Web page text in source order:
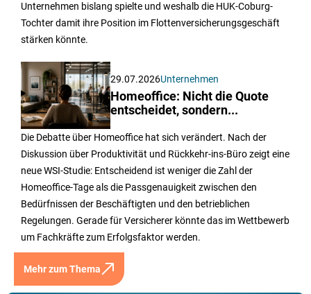
Unternehmen bislang spielte und weshalb die HUK-Coburg-
Tochter damit ihre Position im Flottenversicherungsgeschäft
stärken könnte.
29.07.2026Unternehmen
Homeoffice: Nicht die Quote
entscheidet, sondern...
Die Debatte über Homeoffice hat sich verändert. Nach der
Diskussion über Produktivität und Rückkehr-ins-Büro zeigt eine
neue WSI-Studie: Entscheidend ist weniger die Zahl der
Homeoffice-Tage als die Passgenauigkeit zwischen den
Bedürfnissen der Beschäftigten und den betrieblichen
Regelungen. Gerade für Versicherer könnte das im Wettbewerb
um Fachkräfte zum Erfolgsfaktor werden.
Mehr zum Thema